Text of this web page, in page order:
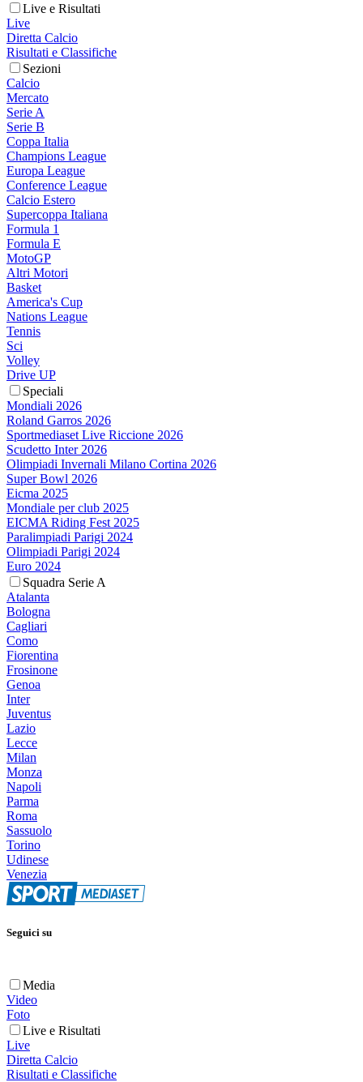
Live e Risultati
Live
Diretta Calcio
Risultati e Classifiche
Sezioni
Calcio
Mercato
Serie A
Serie B
Coppa Italia
Champions League
Europa League
Conference League
Calcio Estero
Supercoppa Italiana
Formula 1
Formula E
MotoGP
Altri Motori
Basket
America's Cup
Nations League
Tennis
Sci
Volley
Drive UP
Speciali
Mondiali 2026
Roland Garros 2026
Sportmediaset Live Riccione 2026
Scudetto Inter 2026
Olimpiadi Invernali Milano Cortina 2026
Super Bowl 2026
Eicma 2025
Mondiale per club 2025
EICMA Riding Fest 2025
Paralimpiadi Parigi 2024
Olimpiadi Parigi 2024
Euro 2024
Squadra Serie A
Atalanta
Bologna
Cagliari
Como
Fiorentina
Frosinone
Genoa
Inter
Juventus
Lazio
Lecce
Milan
Monza
Napoli
Parma
Roma
Sassuolo
Torino
Udinese
Venezia
Seguici su
Media
Video
Foto
Live e Risultati
Live
Diretta Calcio
Risultati e Classifiche